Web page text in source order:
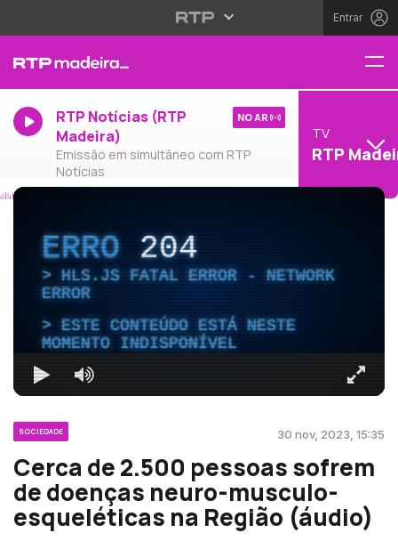
Entrar
RTP Notícias (RTP
Madeira)
Emissão em simultâneo com RTP
Notícias
NO AR
TV
RTP
ERRO204
HLS.JS FATAL ERROR - NETWORK
ERROR
ESTE CONTEÚDO ESTÁ NESTE
MOMENTO INDISPONÍVEL
SOCIEDADE 30 nov, 2023, 15:35
Cerca de 2.500 pessoas sofrem
de doenças neuro-musculo-
esqueléticas na Região (áudio)